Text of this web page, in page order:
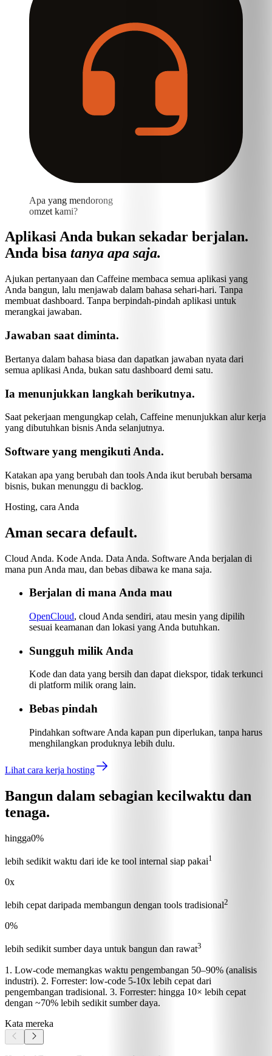
Apa yang mendorong
omzet kami?
Aplikasi Anda bukan sekadar berjalan.
Anda bisa tanya apa saja.
Ajukan pertanyaan dan Caffeine membaca semua aplikasi yang
Anda bangun, lalu menjawab dalam bahasa sehari-hari. Tanpa
membuat dashboard. Tanpa berpindah-pindah aplikasi untuk
merangkai jawaban.
Jawaban saat diminta.
Bertanya dalam bahasa biasa dan dapatkan jawaban nyata dari
semua aplikasi Anda, bukan satu dashboard demi satu.
Ia menunjukkan langkah berikutnya.
Saat pekerjaan mengungkap celah, Caffeine menunjukkan alur kerja
yang dibutuhkan bisnis Anda selanjutnya.
Software yang mengikuti Anda.
Katakan apa yang berubah dan tools Anda ikut berubah bersama
bisnis, bukan menunggu di backlog.
Hosting, cara Anda
Aman secara default.
Cloud Anda. Kode Anda. Data Anda. Software Anda berjalan di
mana pun Anda mau, dan bebas dibawa ke mana saja.
Berjalan di mana Anda mau
OpenCloud, cloud Anda sendiri, atau mesin yang dipilih
sesuai keamanan dan lokasi yang Anda butuhkan.
Sungguh milik Anda
Kode dan data yang bersih dan dapat diekspor, tidak terkunci
di platform milik orang lain.
Bebas pindah
Pindahkan software Anda kapan pun diperlukan, tanpa harus
menghilangkan produknya lebih dulu.
Lihat cara kerja hosting
Bangun dalam sebagian kecilwaktu dan
tenaga.
hingga0%
lebih sedikit waktu dari ide ke tool internal siap pakai1
0x
lebih cepat daripada membangun dengan tools tradisional2
0%
lebih sedikit sumber daya untuk bangun dan rawat3
1. Low-code memangkas waktu pengembangan 50–90% (analisis
industri). 2. Forrester: low-code 5-10x lebih cepat dari
pengembangan tradisional. 3. Forrester: hingga 10× lebih cepat
dengan ~70% lebih sedikit sumber daya.
Kata mereka